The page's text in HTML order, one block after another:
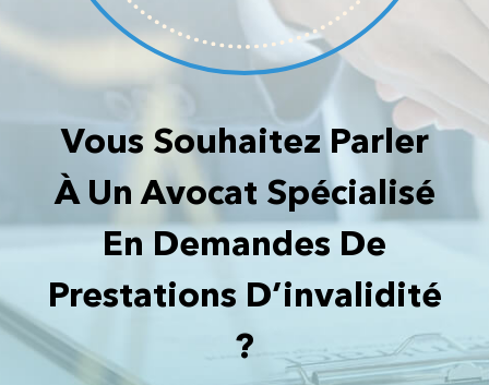
Vous Souhaitez Parler
À Un Avocat Spécialisé
En Demandes De
Prestations D’invalidité
?